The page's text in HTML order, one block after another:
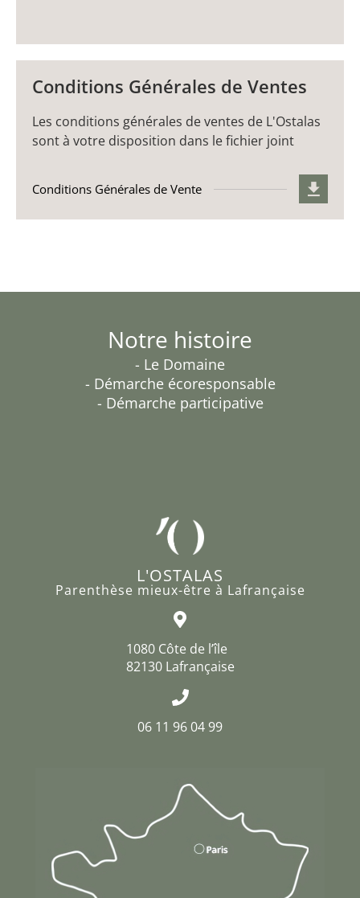
Conditions Générales de Ventes
Les conditions générales de ventes de L'Ostalas
sont à votre disposition dans le fichier joint
Conditions Générales de Vente
Notre histoire
- Le Domaine
- Démarche écoresponsable
- Démarche participative
L'OSTALAS
Parenthèse mieux-être à Lafrançaise
1080 Côte de l’île
82130 Lafrançaise
06 11 96 04 99